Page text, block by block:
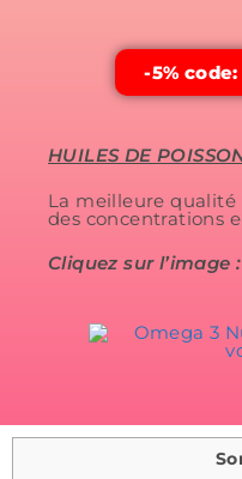
-5% code:
HUILES DE
La meilleure qualité
des concentrations
Cliquez sur l’image :